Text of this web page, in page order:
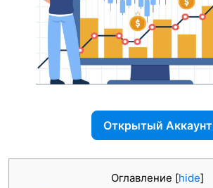
Открытый Аккаунт
Оглавление [hide]